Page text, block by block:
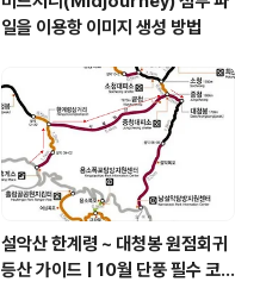
일을 이용항 이미지 생성 방법
설악산 한계령 ~ 대청봉 원점회귀
등산 가이드 | 10월 단풍 필수 코